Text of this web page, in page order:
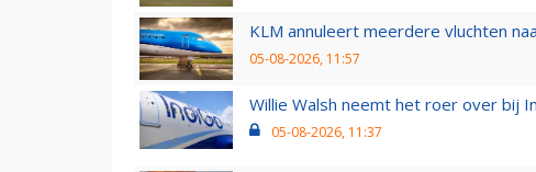
KLM annuleert meerdere vluchten
05-08-2026, 11:57
Willie Walsh neemt het roer over bij
05-08-2026, 11:37